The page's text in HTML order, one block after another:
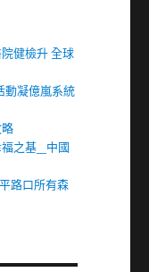
健檢升 全球
動凝億嵐系統
之基_中國
路口所有森